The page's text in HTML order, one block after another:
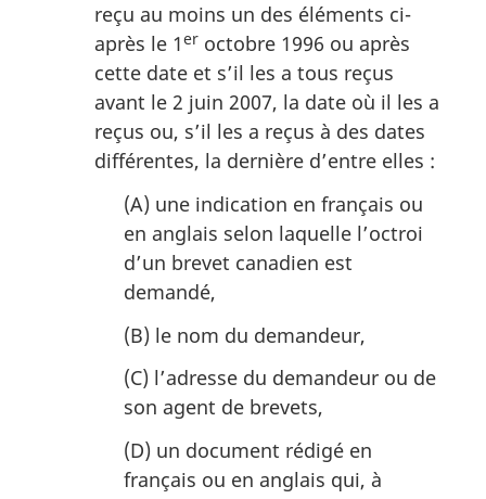
reçu au moins un des éléments ci-
après le 1er octobre 1996 ou après
cette date et s’il les a tous reçus
avant le 2 juin 2007, la date où il les a
reçus ou, s’il les a reçus à des dates
différentes, la dernière d’entre elles :
(A) une indication en français ou
en anglais selon laquelle l’octroi
d’un brevet canadien est
demandé,
(B) le nom du demandeur,
(C) l’adresse du demandeur ou de
son agent de brevets,
(D) un document rédigé en
français ou en anglais qui, à